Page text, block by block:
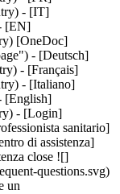
- [IT]
[EN]
[OneDoc]
- [Deutsch]
- [Français]
- [Italiano]
[English]
- [Login]
sanitario]
di assistenza]
close ![]
questions.svg)
un